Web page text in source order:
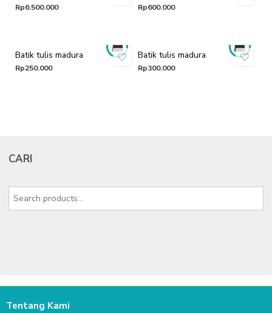
Rp6.500.000 Rp600.000
Batik tulis madura
Rp250.000
Batik tulis madura
Rp300.000
CARI
Tentang Kami